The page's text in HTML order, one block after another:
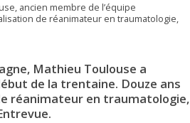
ancien membre de l’équipe
de réanimateur en traumatologie,
Mathieu Toulouse a
de la trentaine. Douze ans
réanimateur en traumatologie,